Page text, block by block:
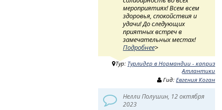
мероприятиях! Всем всем
здоровья, спокойствия и
удачи! До следующих
приятных встреч в
замечательных местах!
Подробнее>
Тур: Турлидер в Нормандии - каприз
Атлантики
Гид:Евгения Коган
Нелли Полушин, 12 октября
2023